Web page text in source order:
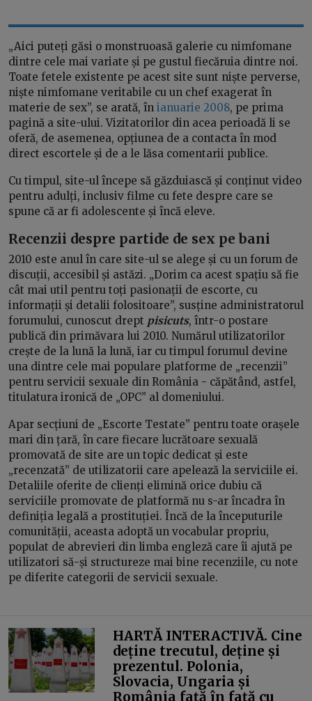
„Aici puteți găsi o monstruoasă galerie cu nimfomane
dintre cele mai variate și pe gustul fiecăruia dintre noi.
Toate fetele existente pe acest site sunt niște perverse,
niște nimfomane veritabile cu un chef exagerat în
materie de sex”, se arată, în ianuarie 2008, pe prima
pagină a site-ului. Vizitatorilor din acea perioadă li se
oferă, de asemenea, opțiunea de a contacta în mod
direct escortele și de a le lăsa comentarii publice.
Cu timpul, site-ul începe să găzduiască și conținut video
pentru adulți, inclusiv filme cu fete despre care se
spune că ar fi adolescente și încă eleve.
Recenzii despre partide de sex pe bani
2010 este anul în care site-ul se alege și cu un forum de
discuții, accesibil și astăzi. „Dorim ca acest spațiu să fie
cât mai util pentru toți pasionații de escorte, cu
informații și detalii folositoare”, susține administratorul
forumului, cunoscut drept pisicuts, într-o postare
publică din primăvara lui 2010. Numărul utilizatorilor
crește de la lună la lună, iar cu timpul forumul devine
una dintre cele mai populare platforme de „recenzii”
pentru servicii sexuale din România - căpătând, astfel,
titulatura ironică de „OPC” al domeniului.
Apar secțiuni de „Escorte Testate” pentru toate orașele
mari din țară, în care fiecare lucrătoare sexuală
promovată de site are un topic dedicat și este
„recenzată” de utilizatorii care apelează la serviciile ei.
Detaliile oferite de clienți elimină orice dubiu că
serviciile promovate de platformă nu s-ar încadra în
definiția legală a prostituției. Încă de la începuturile
comunității, aceasta adoptă un vocabular propriu,
populat de abrevieri din limba engleză care îi ajută pe
utilizatori să-și structureze mai bine recenziile, cu note
pe diferite categorii de servicii sexuale.
HARTĂ INTERACTIVĂ. Cine
deține trecutul, deține și
prezentul. Polonia,
Slovacia, Ungaria și
România față în față cu